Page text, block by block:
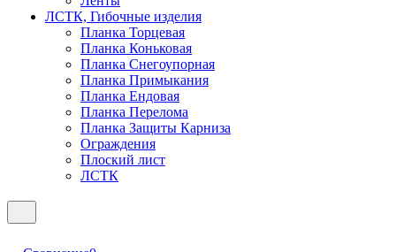
ЛСТК, Гибочные изделия
Планка Торцевая
Планка Коньковая
Планка Снегоупорная
Планка Примыкания
Планка Ендовая
Планка Перелома
Планка Защиты Карниза
Ограждения
Плоский лист
ЛСТК